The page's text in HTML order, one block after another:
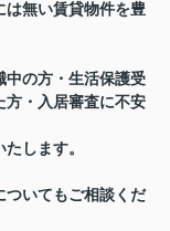
は無い賃貸物件を豊
中の方・生活保護受
方・入居審査に不安
します。
ついてもご相談くだ